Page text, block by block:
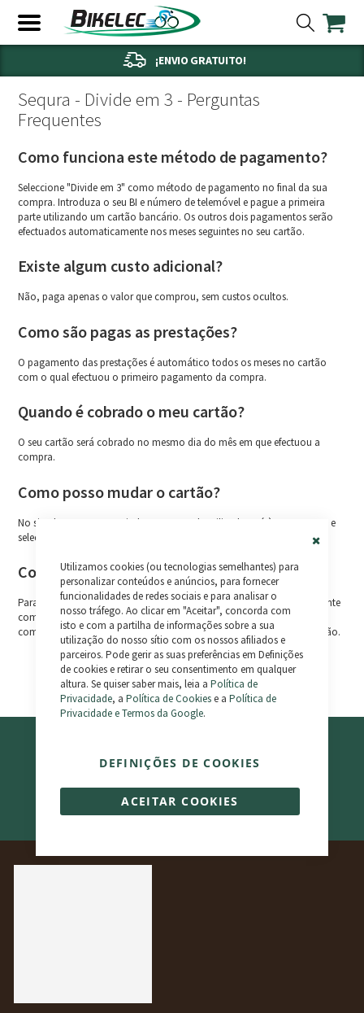
Utilizamos cookies (ou tecnologias semelhantes) para
personalizar conteúdos e anúncios, para fornecer
funcionalidades de redes sociais e para analisar o
nosso tráfego. Ao clicar em "Aceitar", concorda com
isto e com a partilha de informações sobre a sua
utilização do nosso sítio com os nossos afiliados e
parceiros. Pode gerir as suas preferências em Definições
de cookies e retirar o seu consentimento em qualquer
altura. Se quiser saber mais, leia a Política de
Privacidade, a Política de Cookiese a Política de
Privacidade e Termos da Google.
ACEITAR COOKIES
DEFINIÇÕES DE COOKIES
¡ENVIO GRATUITO!
Sequra - Divide em 3 - Perguntas
Frequentes
Como funciona este método de pagamento?
Seleccione "Divide em 3" como método de pagamento no final da sua
compra. Introduza o seu BI e número de telemóvel e pague a primeira
parte utilizando um cartão bancário. Os outros dois pagamentos serão
efectuados automaticamente nos meses seguintes no seu cartão.
Existe algum custo adicional?
Não, paga apenas o valor que comprou, sem custos ocultos.
Como são pagas as prestações?
O pagamento das prestações é automático todos os meses no cartão
com o qual efectuou o primeiro pagamento da compra.
Quando é cobrado o meu cartão?
O seu cartão será cobrado no mesmo dia do mês em que efectuou a
compra.
Como posso mudar o cartão?
No site da Sequra, a partir da sua conta de utilizador, vá à sua compra e
seleccione o separador "Cartão associado" > "Adicionar novo cartão".
Como é que posso amortizar o pagamento?
Para amortizar o plano antes da última prestação contacte directamente
com a Sequra para se informar do montante final e de como proceder
com o pagamento. Todas as alterações são gratuitas e sem penalização.
Seja o primeiro a saber das últimas novidades e ofertas da Bikelec.